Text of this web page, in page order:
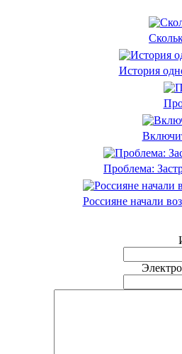
История
Проблема:
Россияне начали